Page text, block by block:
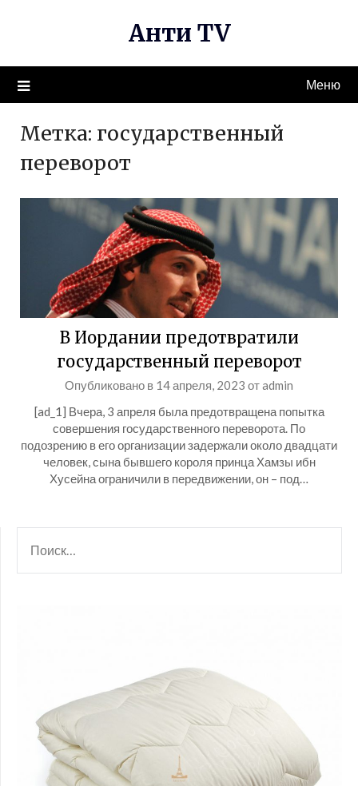
Анти TV
Меню
Метка: государственный
переворот
В Иордании предотвратили
государственный переворот
Опубликовано в 14 апреля, 2023 отadmin
[ad_1] Вчера, 3 апреля была предотвращена попытка
совершения государственного переворота. По
подозрению в его организации задержали около двадцати
человек, сына бывшего короля принца Хамзы ибн
Хусейна ограничили в передвижении, он – под…